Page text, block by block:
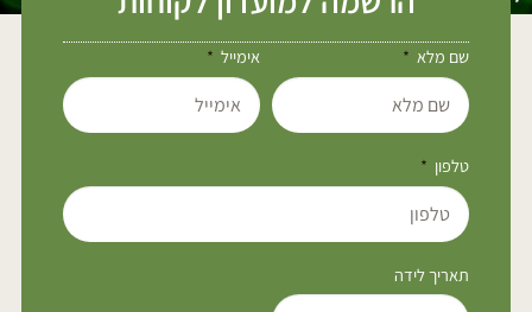
שם מלא אימייל
טלפון
תאריך לידה